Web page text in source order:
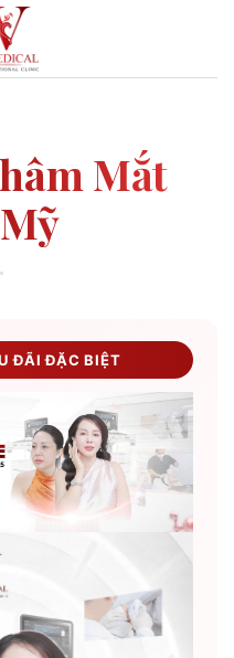
Mắt
ĐÃI ĐẶC BIỆT